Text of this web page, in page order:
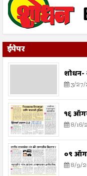
ईपेपर
शोधन-
3/27/
१६
8/16/
०९
8/9/